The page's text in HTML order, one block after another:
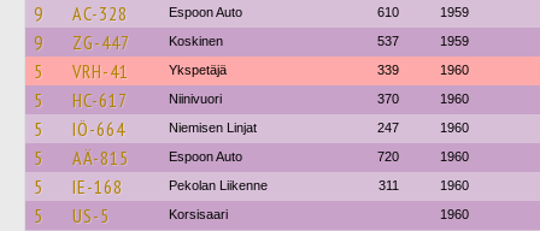
9 AC-328 Espoon Auto 610 1959
9 ZG-447 Koskinen 537 1959
5 VRH-41 Ykspetäjä 339 1960
5 HC-617 Niinivuori 370 1960
5 IÖ-664 Niemisen Linjat 247 1960
5 AÄ-815 Espoon Auto 720 1960
5 IE-168 Pekolan Liikenne 311 1960
5 US-5 Korsisaari 1960